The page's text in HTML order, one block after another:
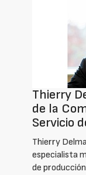
Thierry
de la
Servicio
Thierry
especialista
de